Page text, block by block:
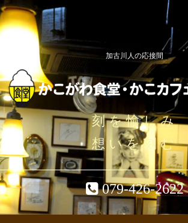
加古川人の応接間
刻を愉しみ
想いを刻む
079-426-2622